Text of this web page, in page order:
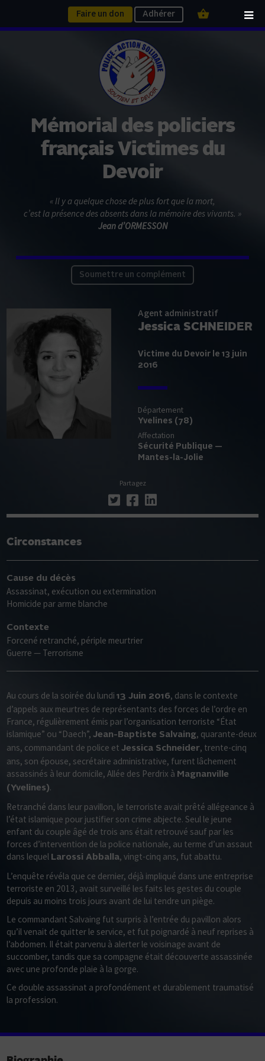
Faire un don Adhérer
Mémorial des policiers
français Victimes du
Devoir
« Il y a quelque chose de plus fort que la mort,
c’est la présence des absents dans la mémoire des vivants. »
Jean d’ORMESSON
Soumettre un complément
Agent administratif
Jessica SCHNEIDER
Victime du Devoir le 13 juin
2016
Département
Yvelines (78)
Affectation
Sécurité Publique —
Mantes-la-Jolie
Partagez
Circonstances
Cause du décès
Assassinat, exécution ou extermination
Homicide par arme blanche
Contexte
Forcené retranché, périple meurtrier
Guerre — Terrorisme
Au cours de la soirée du lundi13 Juin 2016, dans le contexte
d’appels aux meurtres de représentants des forces de l’ordre en
France, régulièrement émis par l’organisation terroriste “État
islamique” ou “Daech”,Jean-Baptiste Salvaing, quarante-deux
ans, commandant de police etJessica Schneider, trente-cinq
ans, son épouse, secrétaire administrative, furent lâchement
assassinés à leur domicile, Allée des Perdrix à Magnanville
(Yvelines).
Retranché dans leur pavillon, le terroriste avait prêté allégeance à
l’état islamique pour justifier son crime abjecte. Seul le jeune
enfant du couple âgé de trois ans était retrouvé sauf par les
forces d’intervention de la police nationale, au terme d’un assaut
dans lequel Larossi Abballa, vingt-cinq ans, fut abattu.
L’enquête révéla que ce dernier, déjà impliqué dans une entreprise
terroriste en 2013, avait surveillé les faits les gestes du couple
depuis au moins trois jours avant de lui tendre un piège.
Le commandant Salvaing fut surpris à l’entrée du pavillon alors
qu’il venait de quitter le service, et fut poignardé à neuf reprises à
l’abdomen. Il était parvenu à alerter le voisinage avant de
succomber, tandis que sa compagne était découverte assassinée
avec une profonde plaie à la gorge.
Ce double assassinat a profondément et durablement traumatisé
la profession.